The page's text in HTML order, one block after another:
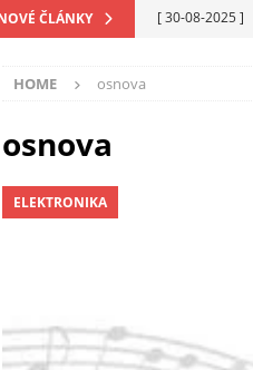
ČLÁNKY [ 30-08-2025 ]
SOFTWARE
HOME osnova
osnova
ELEKTRONIKA